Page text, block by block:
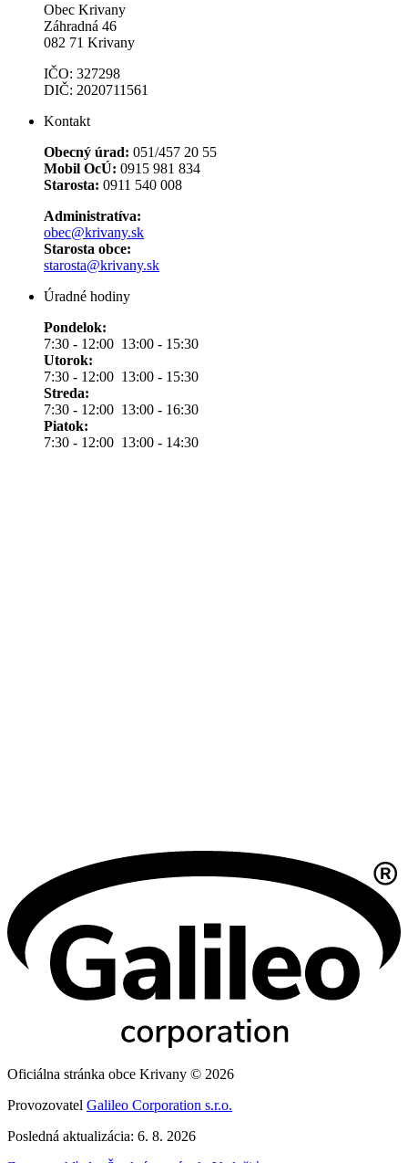
Obec Krivany
Záhradná 46
082 71 Krivany
IČO: 327298
DIČ: 2020711561
Kontakt
Obecný úrad: 051/457 20 55
Mobil OcÚ: 0915 981 834
Starosta: 0911 540 008
Administratíva:
obec@krivany.sk
Starosta obce:
starosta@krivany.sk
Úradné hodiny
Pondelok:
7:30 - 12:00 13:00 - 15:30
Utorok:
7:30 - 12:00 13:00 - 15:30
Streda:
7:30 - 12:00 13:00 - 16:30
Piatok:
7:30 - 12:00 13:00 - 14:30
Oficiálna stránka obce Krivany © 2026
Provozovatel Galileo Corporation s.r.o.
Posledná aktualizácia: 6. 8. 2026